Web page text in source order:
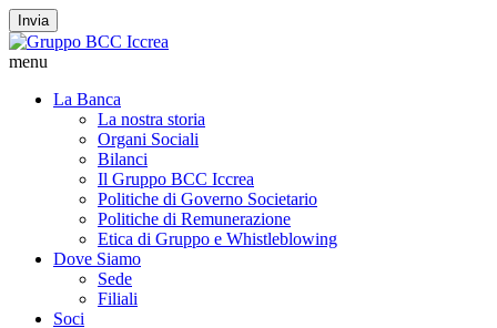
Invia
menu
La Banca
La nostra storia
Organi Sociali
Bilanci
Il Gruppo BCC Iccrea
Politiche di Governo Societario
Politiche di Remunerazione
Etica di Gruppo e Whistleblowing
Dove Siamo
Sede
Filiali
Soci